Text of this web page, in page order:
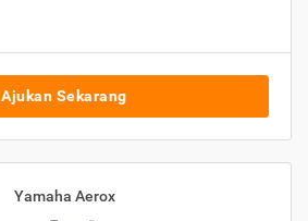
Ajukan Sekarang
Yamaha Aerox